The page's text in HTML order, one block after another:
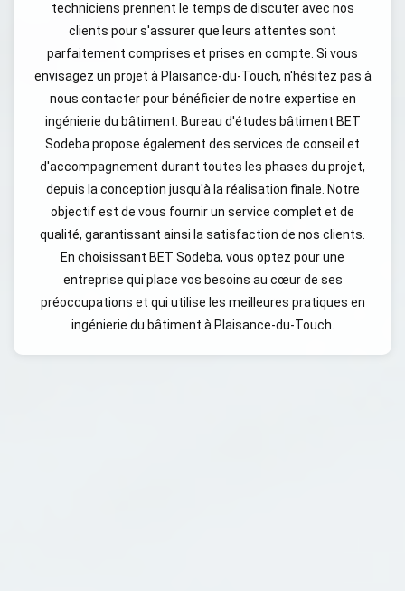
techniciens prennent le temps de discuter avec nos
clients pour s'assurer que leurs attentes sont
parfaitement comprises et prises en compte. Si vous
envisagez un projet à Plaisance-du-Touch, n'hésitez pas à
nous contacter pour bénéficier de notre expertise en
ingénierie du bâtiment. Bureau d'études bâtiment BET
Sodeba propose également des services de conseil et
d'accompagnement durant toutes les phases du projet,
depuis la conception jusqu'à la réalisation finale. Notre
objectif est de vous fournir un service complet et de
qualité, garantissant ainsi la satisfaction de nos clients.
En choisissant BET Sodeba, vous optez pour une
entreprise qui place vos besoins au cœur de ses
préoccupations et qui utilise les meilleures pratiques en
ingénierie du bâtiment à Plaisance-du-Touch.